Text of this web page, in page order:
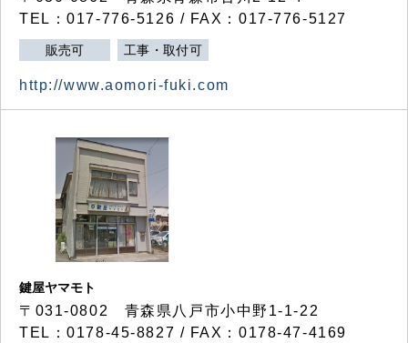
TEL：017-776-5126 / FAX：017-776-5127
販売可 工事・取付可
http://www.aomori-fuki.com
鍵屋ヤマモト
〒031-0802 青森県八戸市小中野1-1-22
TEL：0178-45-8827 / FAX：0178-47-4169